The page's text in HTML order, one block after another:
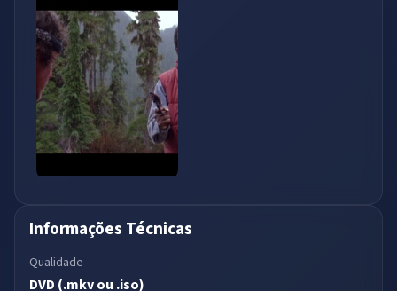
Informações Técnicas
Qualidade
DVD (.mkv ou .iso)